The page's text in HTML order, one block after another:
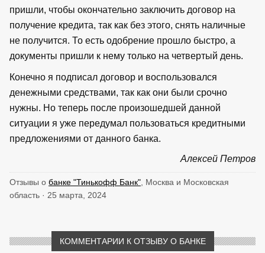
пришли, чтобы окончательно заключить договор на
получение кредита, так как без этого, снять наличные
не получится. То есть одобрение прошло быстро, а
документы пришли к нему только на четвертый день.
Конечно я подписал договор и воспользовался
денежными средствами, так как они были срочно
нужны. Но теперь после произошедшей данной
ситуации я уже передумал пользоваться кредитными
предложениями от данного банка.
Алексей Петров
Отзывы о банке "Тинькофф Банк" , Москва и Московская
область · 25 марта, 2024
КОММЕНТАРИИ К ОТЗЫВУ О БАНКЕ